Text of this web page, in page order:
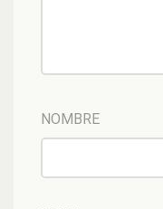
NOMBRE